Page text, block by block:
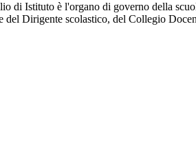
di Istituto è l'organo di governo della
del Dirigente scolastico, del Collegio